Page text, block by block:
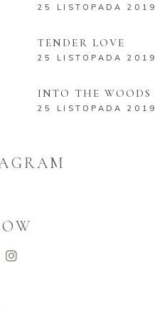
25 LISTOPADA 2019
TENDER LOVE
25 LISTOPADA 2019
INTO THE WOODS
25 LISTOPADA 2019